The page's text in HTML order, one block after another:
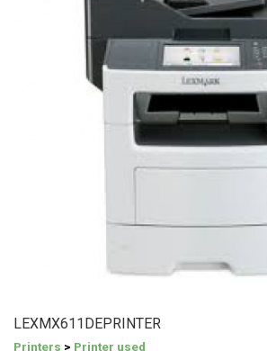
LEXMX611DEPRINTER
Printers > Printer used